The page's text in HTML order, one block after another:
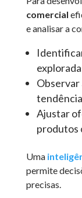
comercial
e analisar a
Observar
Ajustar
produtos
Uma
permite
precisas.